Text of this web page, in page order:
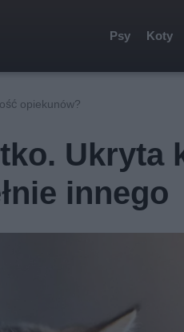
Psy Koty
opiekunów?
Ukryta
innego